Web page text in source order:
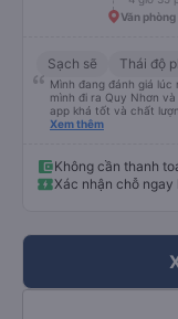
Văn
Sạch sẽ Thái độ
Mình đang đánh giá
mình đi ra Quy Nhơn
app khá tốt và chất
giường đôi và vừa đủ
trung chuyển và lên xe
có cả bánh và sữa
mền, gối và đặc biệt là
Xem thêm
Không cần thanh
Xác nhận chỗ ngay